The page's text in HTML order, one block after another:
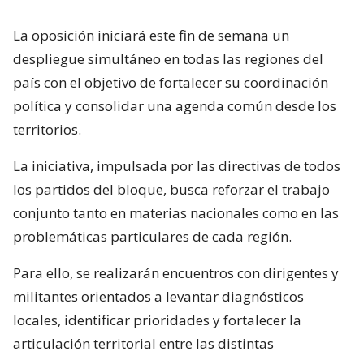
La oposición iniciará este fin de semana un
despliegue simultáneo en todas las regiones del
país con el objetivo de fortalecer su coordinación
política y consolidar una agenda común desde los
territorios.
La iniciativa, impulsada por las directivas de todos
los partidos del bloque, busca reforzar el trabajo
conjunto tanto en materias nacionales como en las
problemáticas particulares de cada región.
Para ello, se realizarán encuentros con dirigentes y
militantes orientados a levantar diagnósticos
locales, identificar prioridades y fortalecer la
articulación territorial entre las distintas